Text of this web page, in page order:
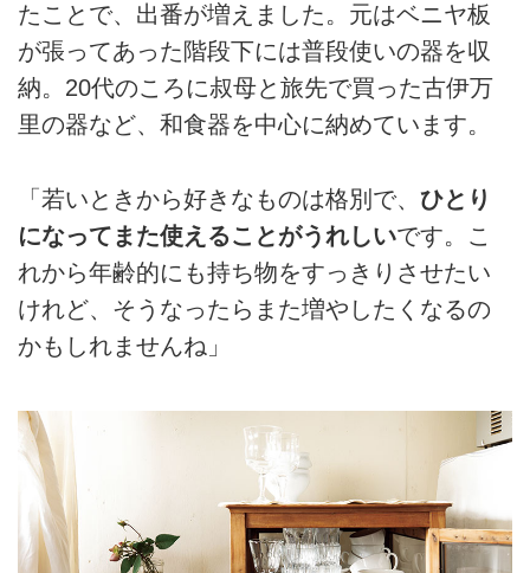
たことで、出番が増えました。元はベニヤ板
が張ってあった階段下には普段使いの器を収
納。20代のころに叔母と旅先で買った古伊万
里の器など、和食器を中心に納めています。
「若いときから好きなものは格別で、 ひとり
になってまた使えることがうれしいです。こ
れから年齢的にも持ち物をすっきりさせたい
けれど、そうなったらまた増やしたくなるの
かもしれませんね」